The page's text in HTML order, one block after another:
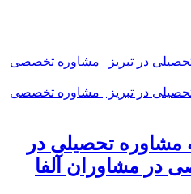
مشاوره تحصیلی در
در مشاوران آلفا